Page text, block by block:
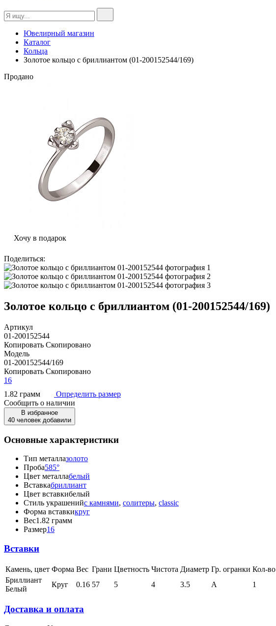
Ювелирный магазин
Каталог
Кольца
Золотое кольцо с бриллиантом (01-200152544/169)
Продано
Хочу в подарок
Поделиться:
Золотое кольцо с бриллиантом (01-200152544/169)
Артикул
01-200152544
Копировать Скопировано
Модель
01-200152544/169
Копировать Скопировано
16
1.82 грамм
Определить размер
Сообщить о наличии
В избранное
40 человек добавили
Основные характеристики
Тип металлазолото
Проба585°
Цвет металлабелый
Вставкабриллиант
Цвет вставкибелый
Стиль украшенийс камнями, солитеры, classic
Форма вставкикруг
Вес1.82 грамм
Размер16
Вставки
Камень, цвет Форма Вес Грани Цветность Чистота Диаметр Гр. огранки Кол-во
Бриллиант
Белый
Круг 0.16 57 5 4 3.5 А 1
Доставка и оплата